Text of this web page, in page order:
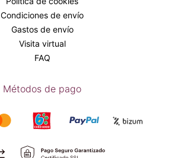
Condiciones de envío
Gastos de envío
Visita virtual
FAQ
Métodos de pago